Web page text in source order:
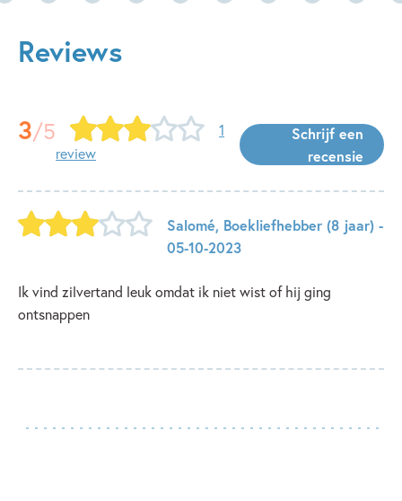
Reviews
3/5
1
review
Schrijf een
recensie
Salomé, Boekliefhebber (8 jaar) -
05-10-2023
Ik vind zilvertand leuk omdat ik niet wist of hij ging
ontsnappen